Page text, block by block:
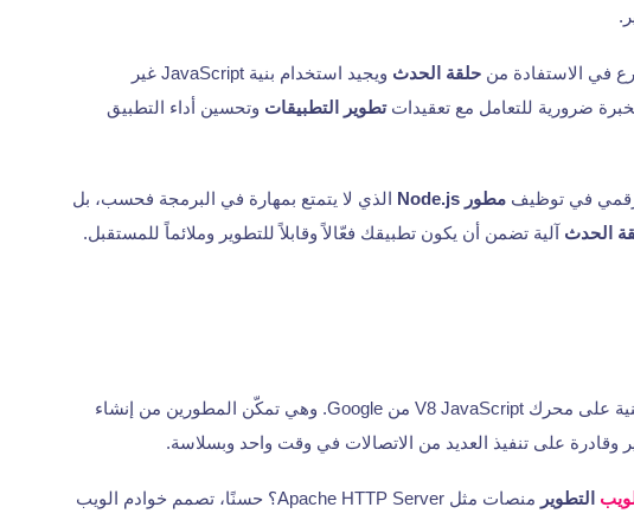
حلقة الحدث
ويجيد استخدام بنية JavaScript غير
ضرورية للتعامل مع تعقيداتتطوير التطبيقات وتحسين أداء التطبيق
رقمي في توظيف مطور Node.js
الذي لا يتمتع بمهارة في البرمجة فحسب، بل
الحدث آلية تضمن أن يكون تطبيقك فعّالاً وقابلاً للتطوير وملائماً للمستقبل.
يمثل Node.js منصة مفتوحة المصدر مبنية على محرك V8 JavaScript من Google. وهي تمكّن المطورين من إنشاء
وقادرة على تنفيذ العديد من الاتصالات في وقت واحد وبسلاسة.
التطوير
منصات مثل Apache HTTP Server؟ حسنًا، تصمم خوادم الويب